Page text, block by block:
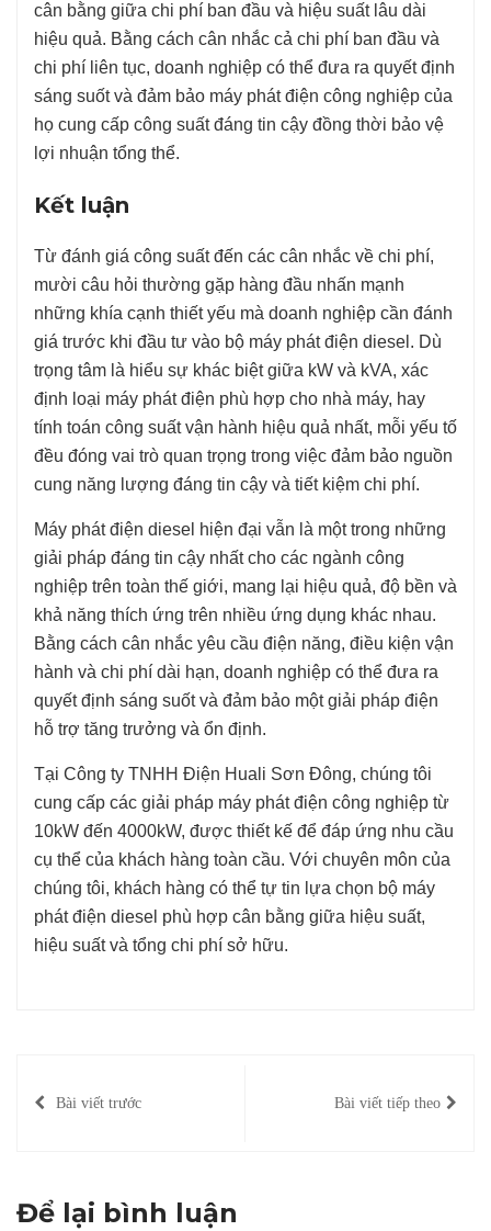
cân bằng giữa chi phí ban đầu và hiệu suất lâu dài
hiệu quả. Bằng cách cân nhắc cả chi phí ban đầu và
chi phí liên tục, doanh nghiệp có thể đưa ra quyết định
sáng suốt và đảm bảo máy phát điện công nghiệp của
họ cung cấp công suất đáng tin cậy đồng thời bảo vệ
lợi nhuận tổng thể.
Kết luận
Từ đánh giá công suất đến các cân nhắc về chi phí,
mười câu hỏi thường gặp hàng đầu nhấn mạnh
những khía cạnh thiết yếu mà doanh nghiệp cần đánh
giá trước khi đầu tư vào bộ máy phát điện diesel. Dù
trọng tâm là hiểu sự khác biệt giữa kW và kVA, xác
định loại máy phát điện phù hợp cho nhà máy, hay
tính toán công suất vận hành hiệu quả nhất, mỗi yếu tố
đều đóng vai trò quan trọng trong việc đảm bảo nguồn
cung năng lượng đáng tin cậy và tiết kiệm chi phí.
Máy phát điện diesel hiện đại vẫn là một trong những
giải pháp đáng tin cậy nhất cho các ngành công
nghiệp trên toàn thế giới, mang lại hiệu quả, độ bền và
khả năng thích ứng trên nhiều ứng dụng khác nhau.
Bằng cách cân nhắc yêu cầu điện năng, điều kiện vận
hành và chi phí dài hạn, doanh nghiệp có thể đưa ra
quyết định sáng suốt và đảm bảo một giải pháp điện
hỗ trợ tăng trưởng và ổn định.
Tại Công ty TNHH Điện Huali Sơn Đông, chúng tôi
cung cấp các giải pháp máy phát điện công nghiệp từ
10kW đến 4000kW, được thiết kế để đáp ứng nhu cầu
cụ thể của khách hàng toàn cầu. Với chuyên môn của
chúng tôi, khách hàng có thể tự tin lựa chọn bộ máy
phát điện diesel phù hợp cân bằng giữa hiệu suất,
hiệu suất và tổng chi phí sở hữu.
Bài viết trước Bài viết tiếp theo
Để lại bình luận